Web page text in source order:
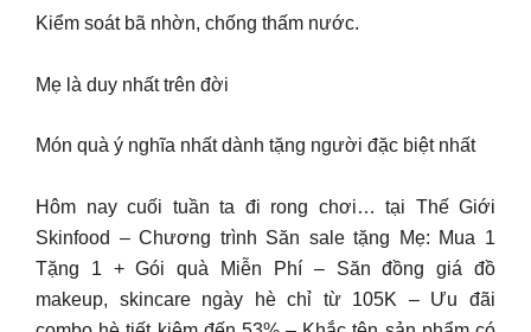
Kiểm soát bã nhờn, chống thấm nước.
Mẹ là duy nhất trên đời
Món quà ý nghĩa nhất dành tặng người đặc biệt nhất
Hôm nay cuối tuần ta đi rong chơi… tại Thế Giới
Skinfood – Chương trình Săn sale tặng Mẹ: Mua 1
Tặng 1 + Gói quà Miễn Phí – Săn đồng giá đồ
makeup, skincare ngày hè chỉ từ 105K – Ưu đãi